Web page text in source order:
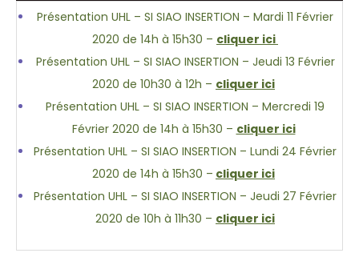
Présentation UHL – SI SIAO INSERTION – Mardi 11 Février
2020 de 14h à 15h30 – cliquer ici
Présentation UHL – SI SIAO INSERTION – Jeudi 13 Février
2020 de 10h30 à 12h – cliquer ici
Présentation UHL – SI SIAO INSERTION – Mercredi 19
Février 2020 de 14h à 15h30 – cliquer ici
Présentation UHL – SI SIAO INSERTION – Lundi 24 Février
2020 de 14h à 15h30 – cliquer ici
Présentation UHL – SI SIAO INSERTION – Jeudi 27 Février
2020 de 10h à 11h30 – cliquer ici